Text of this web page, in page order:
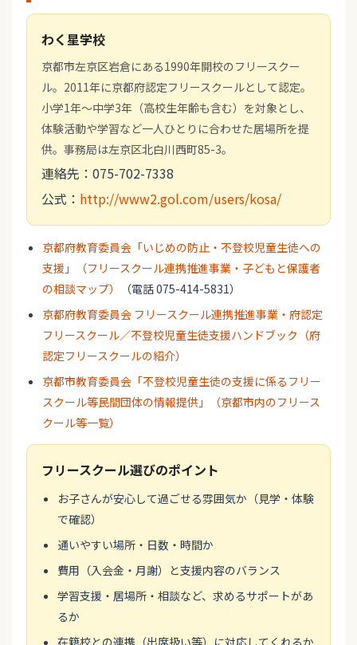
わく星学校
京都市左京区岩倉にある1990年開校のフリースクー
ル。2011年に京都府認定フリースクールとして認定。
小学1年〜中学3年（高校生年齢も含む）を対象とし、
体験活動や学習など一人ひとりに合わせた居場所を提
供。事務局は左京区北白川西町85-3。
連絡先：075-702-7338
公式： http://www2.gol.com/users/kosa/
京都府教育委員会「いじめの防止・不登校児童生徒への
支援」（フリースクール連携推進事業・子どもと保護者
の相談マップ）
（電話 075-414-5831）
京都府教育委員会 フリースクール連携推進事業・府認定
フリースクール／不登校児童生徒支援ハンドブック（府
認定フリースクールの紹介）
京都市教育委員会「不登校児童生徒の支援に係るフリー
スクール等民間団体の情報提供」（京都市内のフリース
クール等一覧）
フリースクール選びのポイント
お子さんが安心して過ごせる雰囲気か（見学・体験
で確認）
通いやすい場所・日数・時間か
費用（入会金・月謝）と支援内容のバランス
学習支援・居場所・相談など、求めるサポートがあ
るか